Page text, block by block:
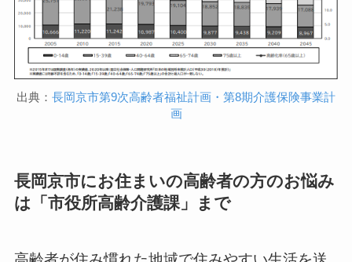
出典： 長岡京市第9次高齢者福祉計画・第8期介護保険事業計
画
長岡京市にお住まいの高齢者の方のお悩み
は「市役所高齢介護課」まで